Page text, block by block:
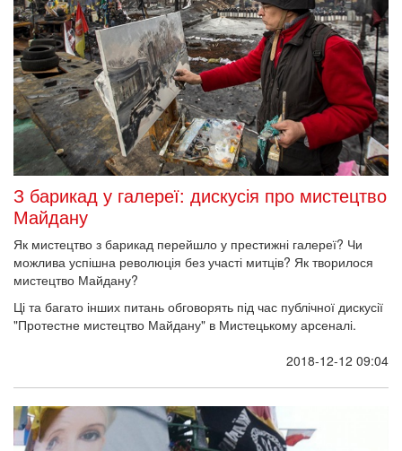
З барикад у галереї: дискусія про мистецтво
Майдану
Як мистецтво з барикад перейшло у престижні галереї? Чи
можлива успішна революція без участі митців? Як творилося
мистецтво Майдану?
Ці та багато інших питань обговорять під час публічної дискусії
"Протестне мистецтво Майдану" в Мистецькому арсеналі.
2018-12-12 09:04